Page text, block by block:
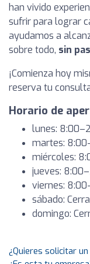
han vivido
sufrir para lograr
ayudamos a
sobre todo, sin
¡Comienza hoy
reserva tu
Horario de
lunes:
martes:
miércoles:
jueves:
viernes:
sábado:
domingo:
¿Quieres solicitar